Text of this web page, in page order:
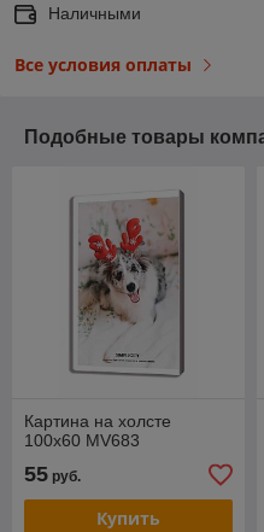
Наличными
Все условия оплаты
Подобные товары
Картина на холсте
100х60 MV683
55 руб.
Купить